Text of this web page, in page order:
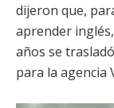
dijeron que,
aprender
años se
para la agencia